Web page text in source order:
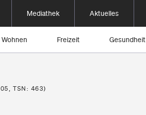
Mediathek Aktuelles
Wohnen Freizeit Gesundheit
TSN: 463)